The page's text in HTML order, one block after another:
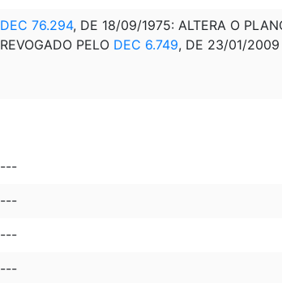
DEC 76.294, DE 18/09/1975: ALTERA O
REVOGADO PELO DEC 6.749, DE 23/01/2009
---
---
---
---